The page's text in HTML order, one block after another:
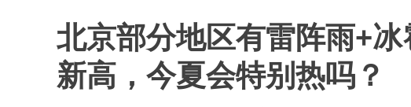
北京部分地区有雷阵雨+
新高，今夏会特别热吗？